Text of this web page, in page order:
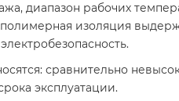
диапазон рабочих
изоляция
сравнительно
эксплуатации.